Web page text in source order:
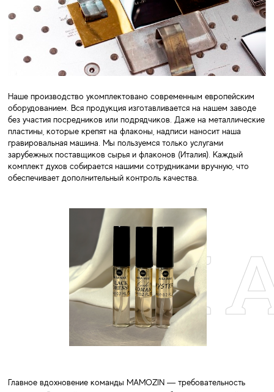
Наше производство укомплектовано современным европейским
оборудованием. Вся продукция изготавливается на нашем заводе
без участия посредников или подрядчиков. Даже на металлические
пластины, которые крепят на флаконы, надписи наносит наша
гравировальная машина. Мы пользуемся только услугами
зарубежных поставщиков сырья и флаконов (Италия). Каждый
комплект духов собирается нашими сотрудниками вручную, что
обеспечивает дополнительный контроль качества.
Главное вдохновение команды MAMOZIN — требовательность